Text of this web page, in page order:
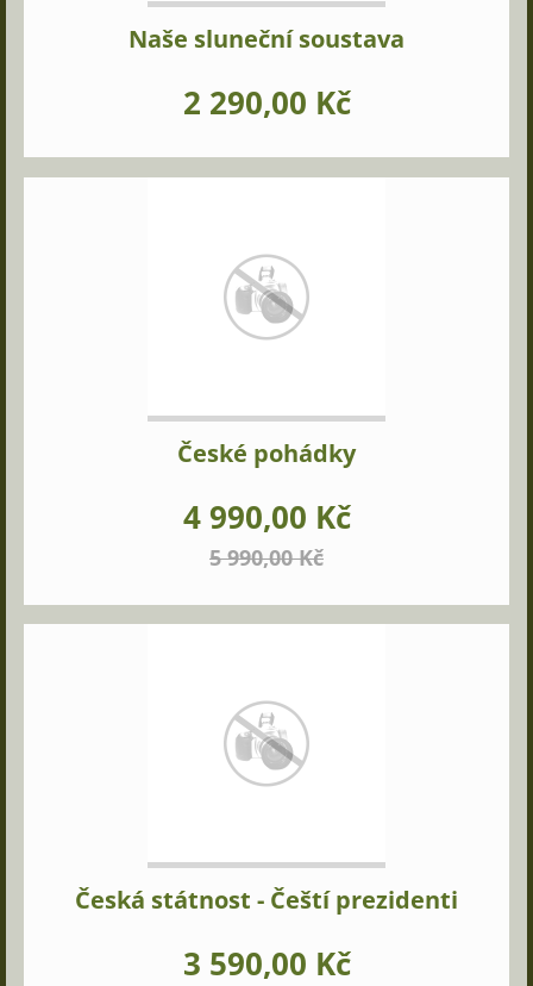
Naše sluneční soustava
2 290,00 Kč
České pohádky
4 990,00 Kč
5 990,00 Kč
Česká státnost - Čeští prezidenti
3 590,00 Kč